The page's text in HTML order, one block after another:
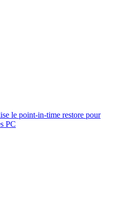
le point-in-time restore pour
PC